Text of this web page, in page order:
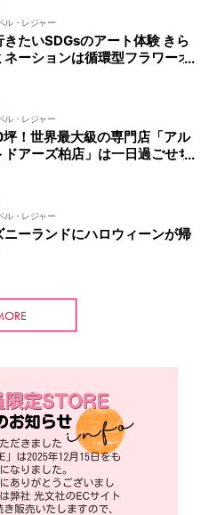
ル・レジャー
たいSDGsのアート体験 きら
ネーションは循環型フラワーオ
ル・レジャー
！世界最大級の専門店「アル
ドアーズ柏店」は一日過ごせち
ル・レジャー
ニーランドにハロウィーンが帰